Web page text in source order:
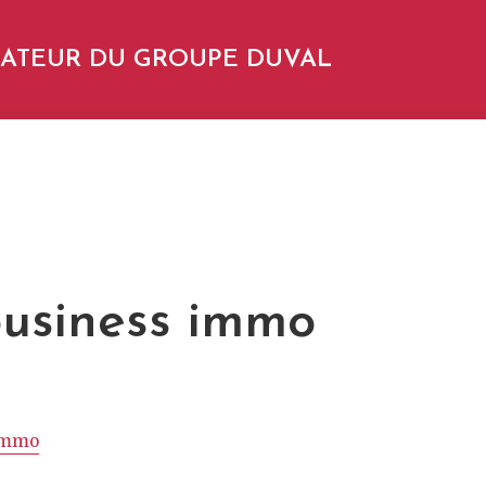
DU GROUPE DUVAL
immo